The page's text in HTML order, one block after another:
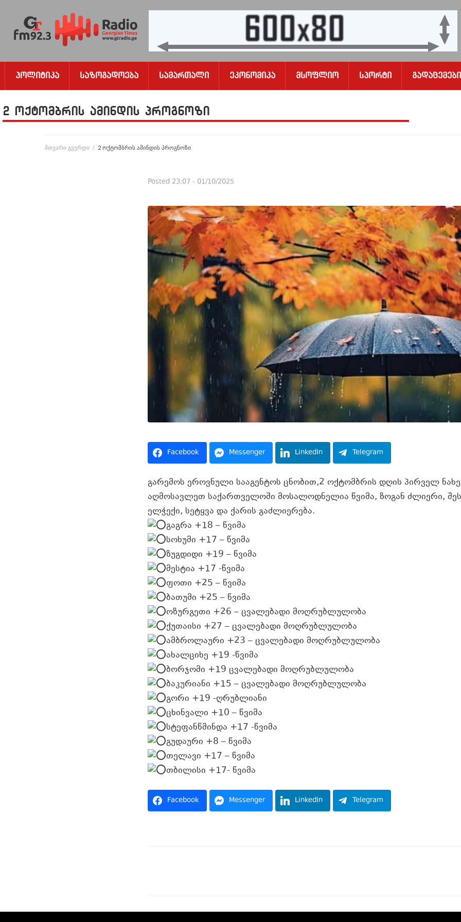
Პოლიტიკა Საზოგადოება Სამართალი Ეკონომიკა Მსოფლიო Სპორტი Გადაცემები
2 ოქტომბრის ამინდის პროგნოზი
მთვარი გვერდი / 2 ოქტომბრის ამინდის პროგნოზი
Posted 23:07 - 01/10/2025
Facebook Messenger LinkedIn Telegram
გარემოს ეროვნული სააგენტოს ცნობით,2 ოქტომბრის დღის პირველ
აღმოსავლეთ საქართველოში მოსალოდნელია წვიმა, ზოგან ძლიერი,
ელჭექი, სეტყვა და ქარის გაძლიერება.
გაგრა +18 – წვიმა
სოხუმი +17 – წვიმა
ზუგდიდი +19 – წვიმა
მესტია +17 -წვიმა
ფოთი +25 – წვიმა
ბათუმი +25 – წვიმა
ოზურგეთი +26 – ცვალებადი მოღრუბლულობა
ქუთაისი +27 – ცვალებადი მოღრუბლულობა
ამბროლაური +23 – ცვალებადი მოღრუბლულობა
ახალციხე +19 -წვიმა
ბორჯომი +19 ცვალებადი მოღრუბლულობა
ბაკურიანი +15 – ცვალებადი მოღრუბლულობა
გორი +19 -ღრუბლიანი
ცხინვალი +10 – წვიმა
სტეფანწმინდა +17 -წვიმა
გუდაური +8 – წვიმა
თელავი +17 – წვიმა
თბილისი +17- წვიმა
Facebook Messenger LinkedIn Telegram